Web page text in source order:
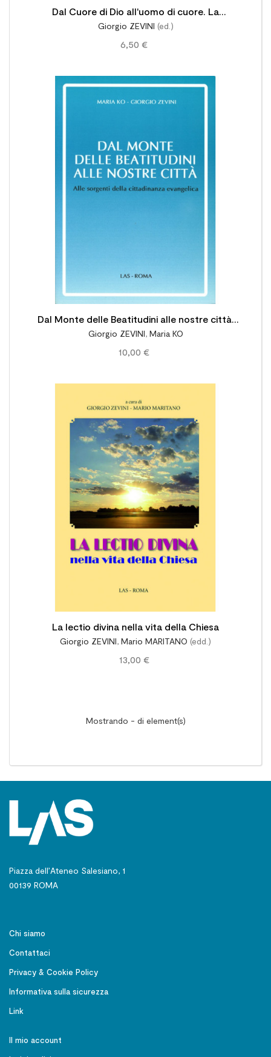
Dal Cuore di Dio all'uomo di cuore. La
devozione al Sacro Cuore di Gesù
Giorgio ZEVINI (ed.)
6,50 €
Dal Monte delle Beatitudini alle nostre città.
Alle sorgenti della cittadinanza evangelica
Giorgio ZEVINI, Maria KO
10,00 €
La lectio divina nella vita della Chiesa
Giorgio ZEVINI, Mario MARITANO (edd.)
13,00 €
Mostrando - di element(s)
Piazza dell’Ateneo Salesiano, 1
00139 ROMA
Chi siamo
Contattaci
Privacy & Cookie Policy
Informativa sulla sicurezza
Link
Il mio account